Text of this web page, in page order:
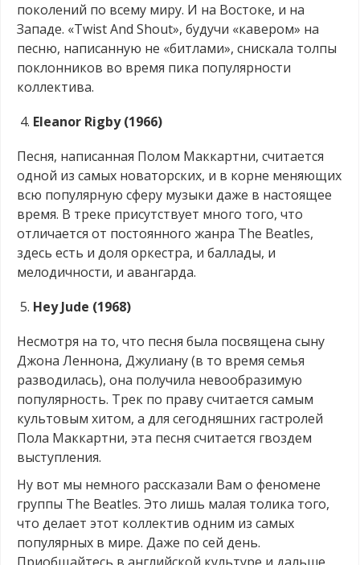
поколений по всему миру. И на Востоке, и на
Западе. «Twist And Shout», будучи «кавером» на
песню, написанную не «битлами», снискала толпы
поклонников во время пика популярности
коллектива.
Eleanor Rigby (1966)
Песня, написанная Полом Маккартни, считается
одной из самых новаторских, и в корне меняющих
всю популярную сферу музыки даже в настоящее
время. В треке присутствует много того, что
отличается от постоянного жанра The Beatles,
здесь есть и доля оркестра, и баллады, и
мелодичности, и авангарда.
Hey Jude (1968)
Несмотря на то, что песня была посвящена сыну
Джона Леннона, Джулиану (в то время семья
разводилась), она получила невообразимую
популярность. Трек по праву считается самым
культовым хитом, а для сегодняшних гастролей
Пола Маккартни, эта песня считается гвоздем
выступления.
Ну вот мы немного рассказали Вам о феномене
группы The Beatles. Это лишь малая толика того,
что делает этот коллектив одним из самых
популярных в мире. Даже по сей день.